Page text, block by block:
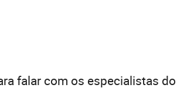
falar com os especialistas do